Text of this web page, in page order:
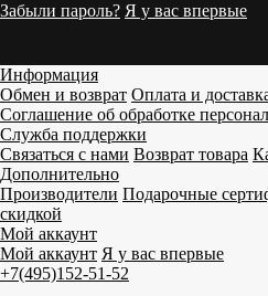
Забыли пароль? Я у вас впервые
Информация
Обмен и возврат Оплата и
Соглашение об обработке
Служба поддержки
Связаться с нами Возврат товара
Дополнительно
Производители Подарочные
скидкой
Мой аккаунт
Мой аккаунт Я у вас впервые
+7(495)152-51-52